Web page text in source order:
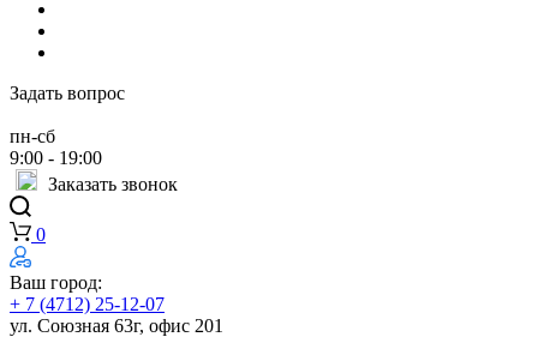
Задать вопрос
пн-сб
9:00 - 19:00
Заказать звонок
0
Ваш город:
+ 7 (4712) 25-12-07
ул. Союзная 63г, офис 201